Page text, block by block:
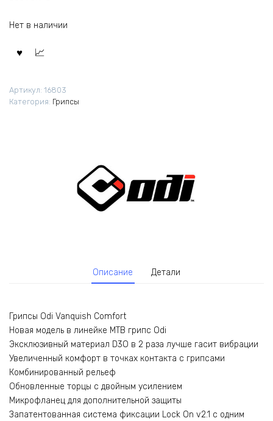
Нет в наличии
Артикул: 16803
Категория: Грипсы
Описание Детали
Грипсы Odi Vanquish Comfort
Новая модель в линейке MTB грипс Odi
Эксклюзивный материал D3O в 2 раза лучше гасит вибрации
Увеличенный комфорт в точках контакта с грипсами
Комбинированный рельеф
Обновленные торцы с двойным усилением
Микрофланец для дополнительной защиты
Запатентованная система фиксации Lock On v2.1 с одним